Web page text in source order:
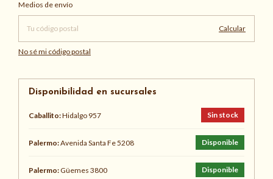
Medios de envío
Calcular
No sé mi código postal
Disponibilidad en sucursales
Caballito:Hidalgo 957 Sin stock
Palermo:Avenida Santa Fe 5208 Disponible
Palermo: Güemes 3800 Disponible